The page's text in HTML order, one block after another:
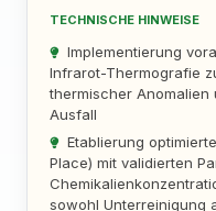
TECHNISCHE HINWEISE
Implementierung
Infrarot-Thermografie
thermischer Anomalien
Ausfall
Etablierung
Place) mit validierten
sowohl Unterreinigung